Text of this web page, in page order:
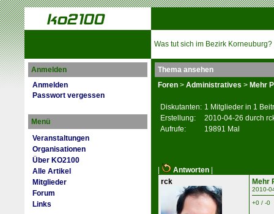
Was tut sich im Bezirk Korneuburg?
Anmelden
Anmelden
Passwort vergessen
Menü
Veranstaltungen
Organisationen
Über KO2100
Alle Artikel
Mitglieder
Forum
Links
Thema ansehen
Foren > Administratives > Mehr
Diskutanten: 1 Mitglieder in 1
Erstellung:
2010-04-26 durch
Aufrufe:
19891 Mal
Antworten
rck
Mehr
2010-
+0 / -0